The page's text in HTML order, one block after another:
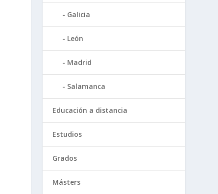
Galicia
León
Madrid
Salamanca
Educación a distancia
Estudios
Grados
Másters